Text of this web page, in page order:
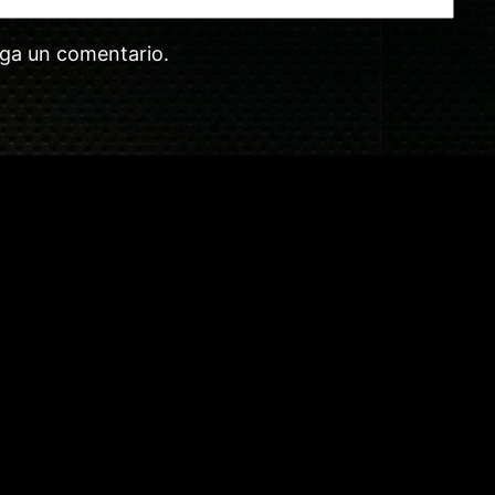
un comentario.